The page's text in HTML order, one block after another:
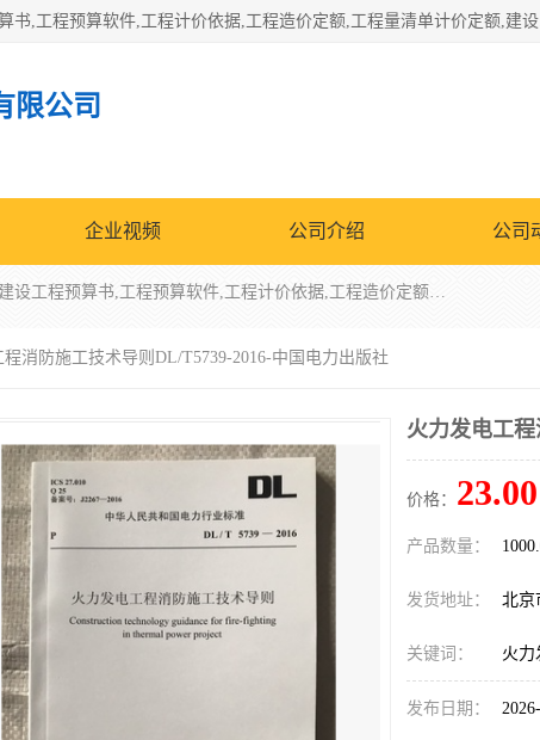
限公司
企业视频 公司介绍 公司
北京北腾文化发展有限公司：主营31个省建设工程预算书,工程预算软件,工程计价依据,工程造价定额,工程量清单计价定额,建设工程量消耗量定额,各行业工程预算定额,铁路定额,电力定额,矿山定额,*,黄金定额,钢铁企业检修定额,中石化安装检修定额,煤矿图书,医院书籍等.诚信的经营，在发展的同时公司不忘不断总结不断优化为客户的服务，和一如既往的热情赢得了新老客户的极高评价及青睐。
消防施工技术导则DL/T5739-2016-中国电力出版社
火力发电工
价格： 23.00
产品数量：
发货地址： 北京
关键词： 火力
发布日期：